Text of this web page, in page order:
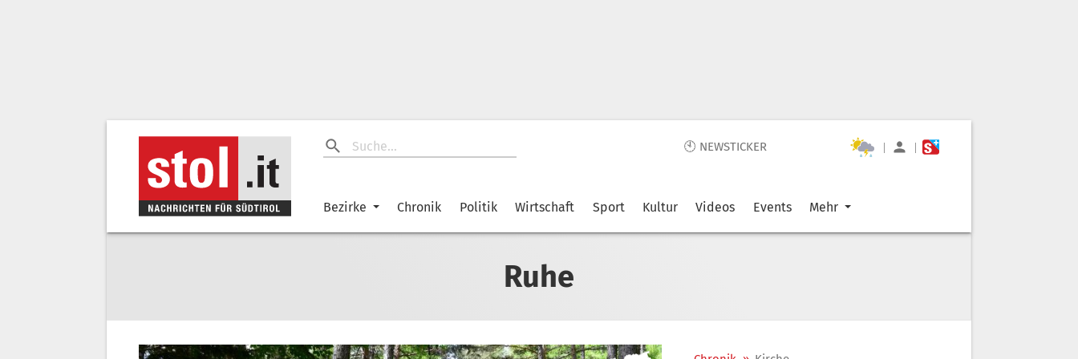
🕙 NEWSTICKER | |
Bezirke Chronik Politik Wirtschaft Sport Kultur Videos Events Mehr
Ruhe